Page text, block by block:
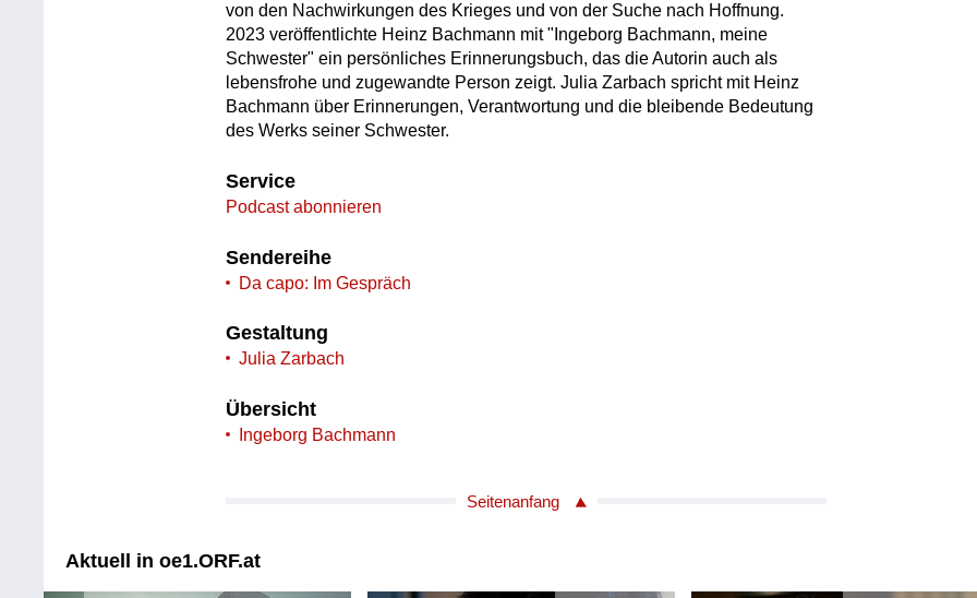
von den Nachwirkungen des Krieges und von der Suche nach Hoffnung.
2023 veröffentlichte Heinz Bachmann mit "Ingeborg Bachmann, meine
Schwester" ein persönliches Erinnerungsbuch, das die Autorin auch als
lebensfrohe und zugewandte Person zeigt. Julia Zarbach spricht mit Heinz
Bachmann über Erinnerungen, Verantwortung und die bleibende Bedeutung
des Werks seiner Schwester.
Service
Podcast abonnieren
Sendereihe
Da capo: Im Gespräch
Gestaltung
Julia Zarbach
Übersicht
Ingeborg Bachmann
Seitenanfang
Aktuell in oe1.ORF.at